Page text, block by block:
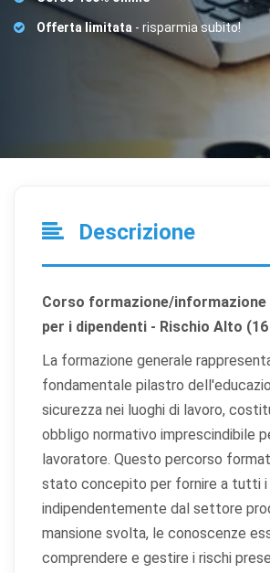
Offerta limitata - risparmia subito!
Descrizione
Corso formazione/
per i dipendenti - Rischio Alto
La formazione generale
fondamentale pilastro
sicurezza nei luoghi di lavoro,
obbligo normativo imprescindibile
lavoratore. Questo percorso
stato concepito per fornire a tutti i
indipendentemente dal settore
mansione svolta, le conoscenze
comprendere e gestire i rischi